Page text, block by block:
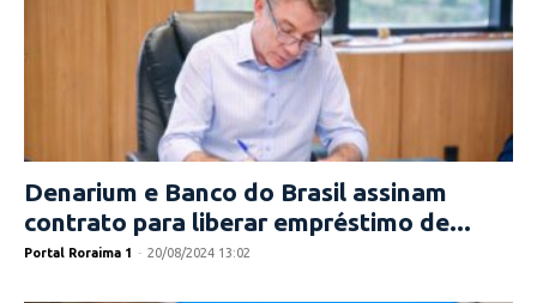
Denarium e Banco do Brasil assinam
contrato para liberar empréstimo de...
Portal Roraima 1 - 20/08/2024 13:02